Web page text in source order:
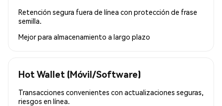
Retención segura fuera de línea con protección de frase
semilla.
Mejor para almacenamiento a largo plazo
Hot Wallet (Móvil/Software)
Transacciones convenientes con actualizaciones seguras,
riesgos en línea.